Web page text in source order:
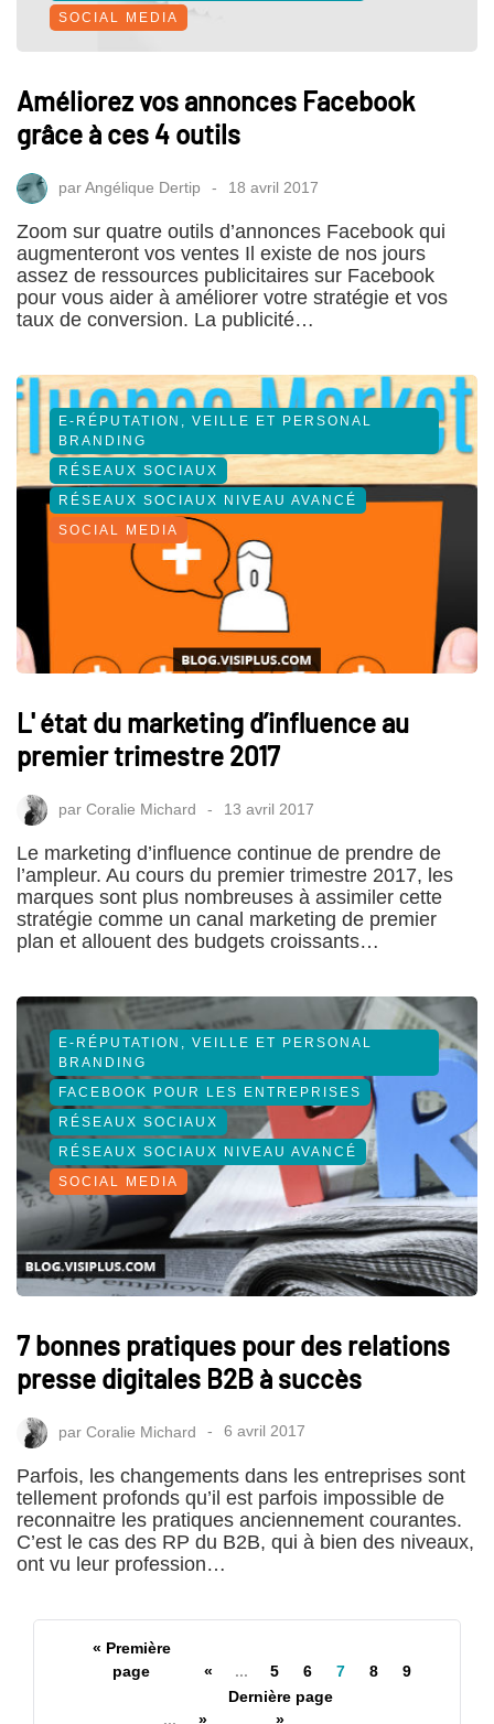
SOCIAL MEDIA
Améliorez vos annonces Facebook
grâce à ces 4 outils
parAngélique Dertip 18 avril 2017
Zoom sur quatre outils d’annonces Facebook qui
augmenteront vos ventes Il existe de nos jours
assez de ressources publicitaires sur Facebook
pour vous aider à améliorer votre stratégie et vos
taux de conversion. La publicité…
E-RÉPUTATION, VEILLE ET PERSONAL
BRANDING
RÉSEAUX SOCIAUX
RÉSEAUX SOCIAUX NIVEAU AVANCÉ
SOCIAL MEDIA
L' état du marketing d’influence au
premier trimestre 2017
par Coralie Michard 13 avril 2017
Le marketing d’influence continue de prendre de
l’ampleur. Au cours du premier trimestre 2017, les
marques sont plus nombreuses à assimiler cette
stratégie comme un canal marketing de premier
plan et allouent des budgets croissants…
E-RÉPUTATION, VEILLE ET PERSONAL
BRANDING
FACEBOOK POUR LES ENTREPRISES
RÉSEAUX SOCIAUX
RÉSEAUX SOCIAUX NIVEAU AVANCÉ
SOCIAL MEDIA
7 bonnes pratiques pour des relations
presse digitales B2B à succès
par Coralie Michard 6 avril 2017
Parfois, les changements dans les entreprises sont
tellement profonds qu’il est parfois impossible de
reconnaitre les pratiques anciennement courantes.
C’est le cas des RP du B2B, qui à bien des niveaux,
ont vu leur profession…
« Première
page
« ... 5 6 7 8 9
... »
Dernière page
»